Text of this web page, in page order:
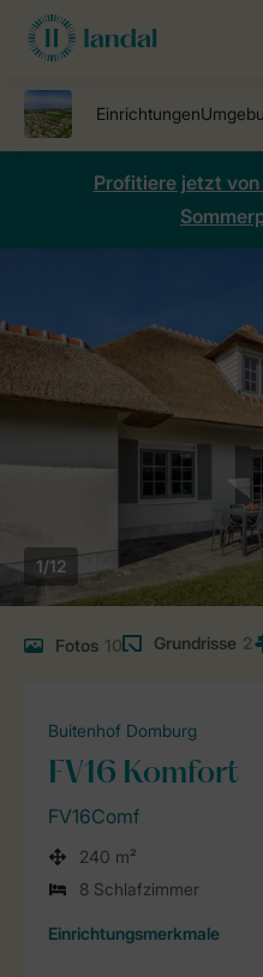
Profitiere jetzt
1/12
Fotos 10 Grundrisse 2
Buitenhof Domburg
FV16 Komfort
FV16Comf
240 m²
8 Schlafzimmer
Einrichtungsmerkmale